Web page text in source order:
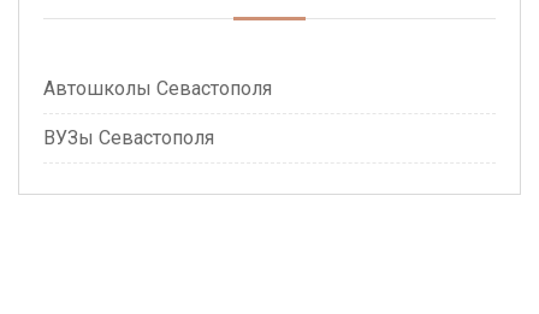
Автошколы Севастополя
ВУЗы Севастополя